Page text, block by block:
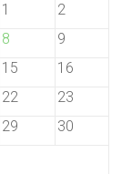
1
2
8
9
15
16
22
23
29
30